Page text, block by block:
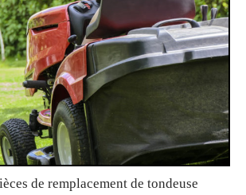
de remplacement de tondeuse